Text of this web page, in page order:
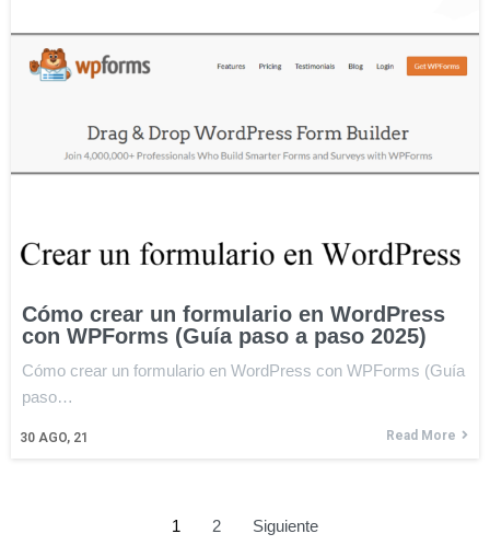
Cómo crear un formulario en WordPress
con WPForms (Guía paso a paso 2025)
30 AGO, 21
Cómo crear un formulario en WordPress con WPForms (Guía
paso…
Read More
1 2 Siguiente